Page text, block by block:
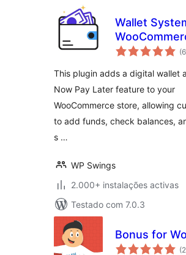
Wallet
Digital Wallet,
(BNPL),
Cashback,
program,
Subscription
This plugin adds a digital wallet
Now Pay Later feature to your
WooCommerce store, allowing
to add funds, check balances,
s …
WP Swings
2.000+ instalações activas
Testado com 7.0.3
Bonus for